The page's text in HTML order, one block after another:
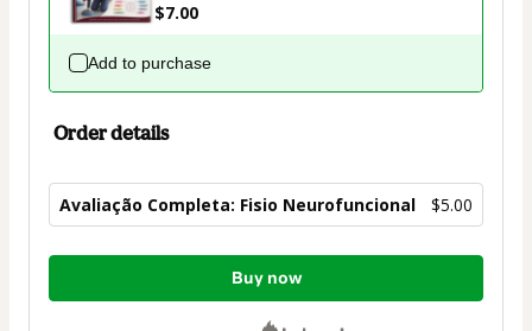
$7.00
Add to purchase
Order details
Avaliação Completa: Fisio Neurofuncional $5.00
Total
Buy now